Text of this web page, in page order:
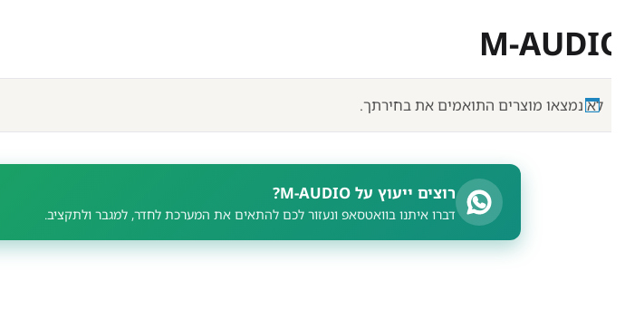
M-
לא נמצאו מוצרים התואמים את בחירתך.
רוצים ייעוץ על M-AUDIO?
דברו איתנו בוואטסאפ ונעזור לכם להתאים את המערכת לחדר, למגבר ולתקציב.